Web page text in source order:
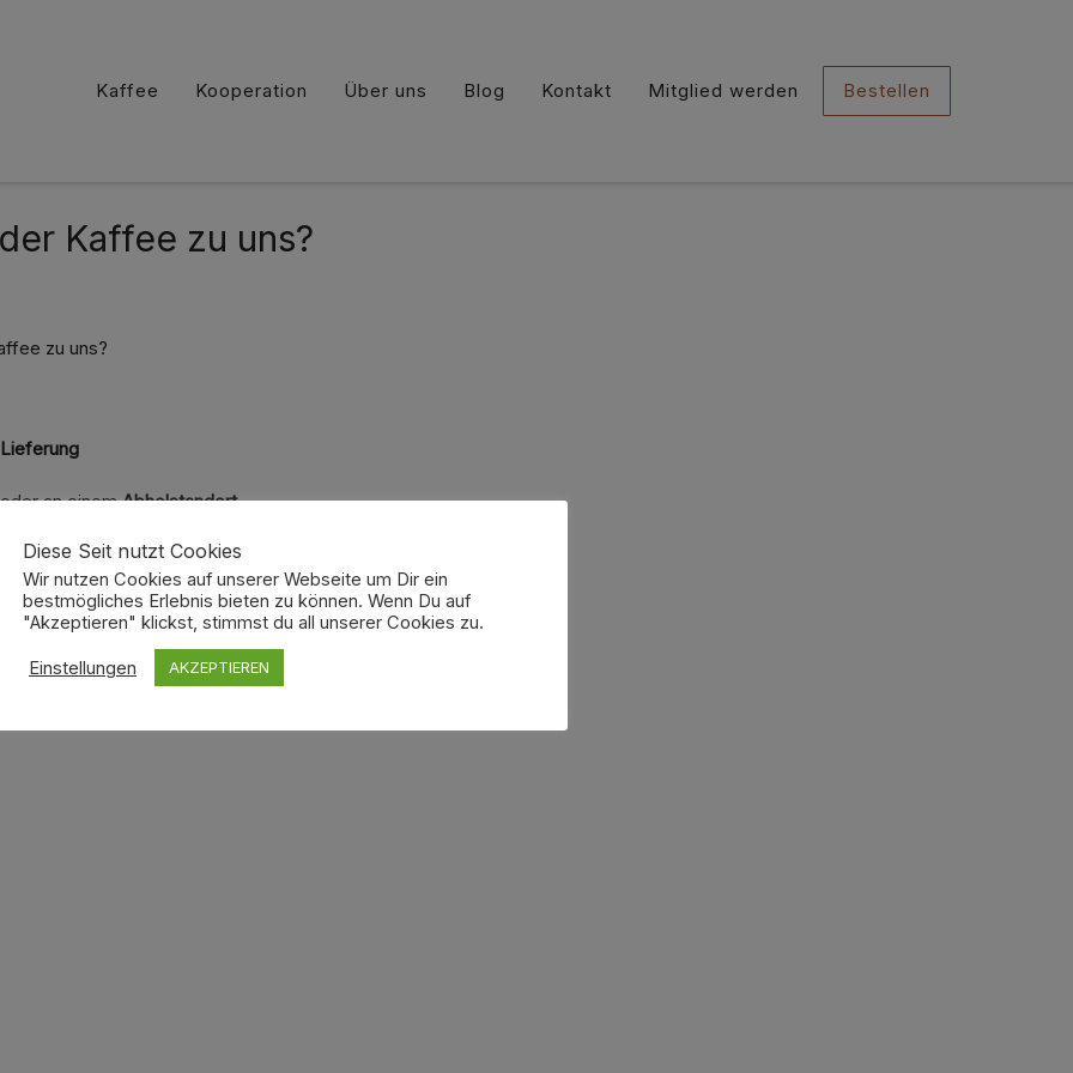
Kaffee Kooperation Über uns Blog Kontakt Mitglied werden Bestellen
Kaffee zu uns?
zu uns?
an einemAbholstandort
Kaffee
organisiert ihr selbst – so, wie es für euch am besten passt.
Diese Seit nutzt Cookies
Wir nutzen Cookies auf unserer Webseite um Dir ein
bestmögliches Erlebnis bieten zu können. Wenn Du auf
"Akzeptieren" klickst, stimmst du all unserer Cookies zu.
Einstellungen AKZEPTIEREN